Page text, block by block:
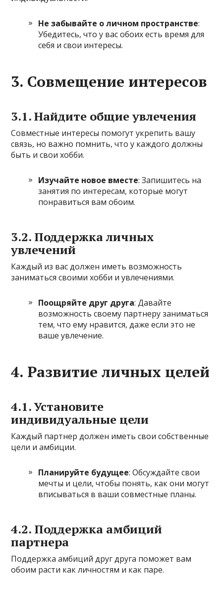
Не забывайте о личном пространстве:
Убедитесь, что у вас обоих есть время для
себя и свои интересы.
3. Совмещение интересов
3.1. Найдите общие увлечения
Совместные интересы помогут укрепить вашу
связь, но важно помнить, что у каждого должны
быть и свои хобби.
Изучайте новое вместе: Запишитесь на
занятия по интересам, которые могут
понравиться вам обоим.
3.2. Поддержка личных
увлечений
Каждый из вас должен иметь возможность
заниматься своими хобби и увлечениями.
Поощряйте друг друга: Давайте
возможность своему партнеру заниматься
тем, что ему нравится, даже если это не
ваше увлечение.
4. Развитие личных целей
4.1. Установите
индивидуальные цели
Каждый партнер должен иметь свои собственные
цели и амбиции.
Планируйте будущее: Обсуждайте свои
мечты и цели, чтобы понять, как они могут
вписываться в ваши совместные планы.
4.2. Поддержка амбиций
партнера
Поддержка амбиций друг друга поможет вам
обоим расти как личностям и как паре.